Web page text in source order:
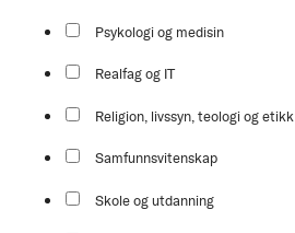
Psykologi og medisin
Realfag og IT
Religion, livssyn, teologi og etikk
Samfunnsvitenskap
Skole og utdanning